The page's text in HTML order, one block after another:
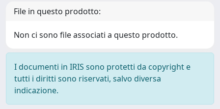
File in questo prodotto:
Non ci sono file associati a questo prodotto.
I documenti in IRIS sono protetti da copyright e
tutti i diritti sono riservati, salvo diversa
indicazione.